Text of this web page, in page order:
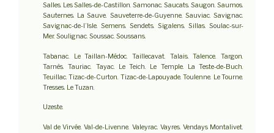
Salles. Les Salles-de-Castillon. Samonac. Saucats. Saugon. Saumos.
Sauternes. La Sauve. Sauveterre-de-Guyenne. Sauviac. Savignac.
Savignac-de-l’Isle. Semens. Sendets. Sigalens. Sillas. Soulac-sur-
Mer. Soulignac. Soussac. Soussans.
Tabanac. Le Taillan-Médoc. Taillecavat. Talais. Talence. Targon.
Tarnès. Tauriac. Tayac. Le Teich. Le Temple. La Teste-de-Buch.
Teuillac. Tizac-de-Curton. Tizac-de-Lapouyade. Toulenne. Le Tourne.
Tresses. Le Tuzan.
Uzeste.
Val de Virvée. Val-de-Livenne. Valeyrac. Vayres. Vendays Montalivet.